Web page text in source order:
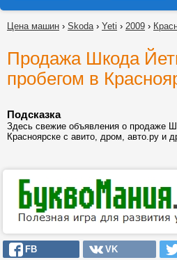
Цена машин › Skoda› Yeti › 2009 ›
Продажа Шкода
пробегом в
Подсказка
Здесь свежие объявления о продаже
Красноярске с авито, дром, авто.ру и
FB VK